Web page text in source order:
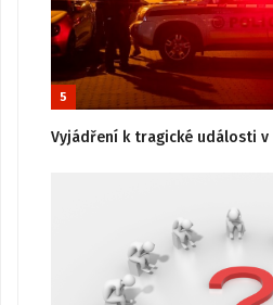
5
Vyjádření k tragické události v